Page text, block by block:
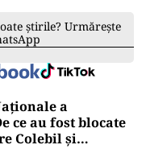
știrile? Urmărește
a
ce au fost blocate
Colebil și